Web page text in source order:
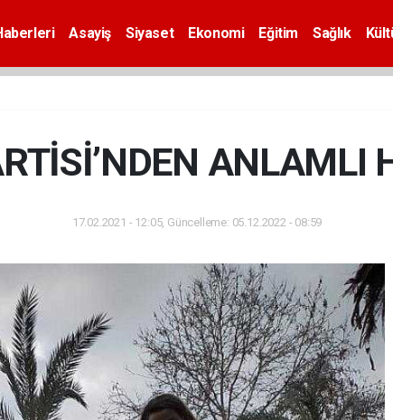
Asayiş Siyaset Ekonomi Eğitim Sağlık
ANLAMLI
17.02.2021 - 12:05, Güncelleme: 05.12.2022 - 08:59